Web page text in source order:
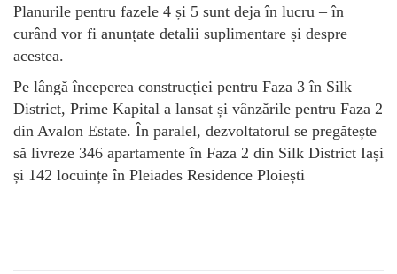
Planurile pentru fazele 4 și 5 sunt deja în lucru – în
curând vor fi anunțate detalii suplimentare și despre
acestea.
Pe lângă începerea construcției pentru Faza 3 în Silk
District, Prime Kapital a lansat și vânzările pentru Faza 2
din Avalon Estate. În paralel, dezvoltatorul se pregătește
să livreze 346 apartamente în Faza 2 din Silk District Iași
și 142 locuințe în Pleiades Residence Ploiești